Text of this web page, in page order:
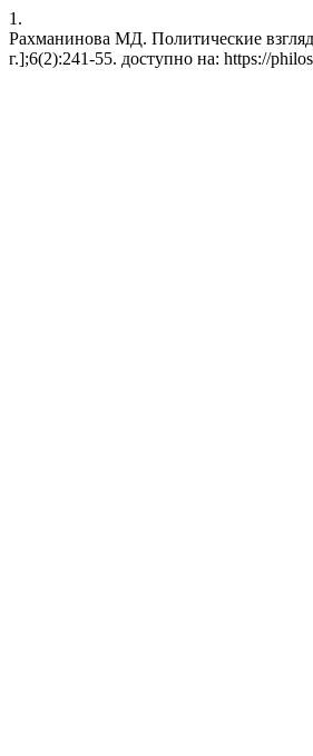
1.
Рахманинова МД. Политические
г.];6(2):241-55. доступно на: https://